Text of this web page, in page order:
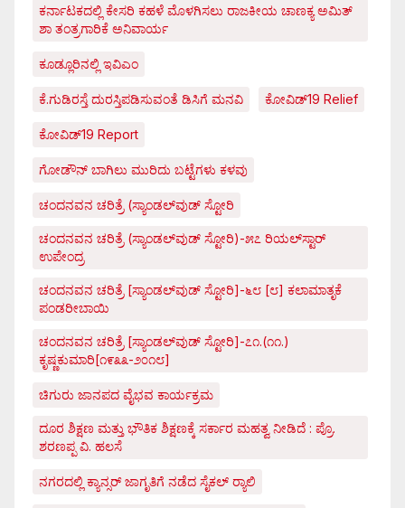
ಕರ್ನಾಟಕದಲ್ಲಿ ಕೇಸರಿ ಕಹಳೆ ಮೊಳಗಿಸಲು ರಾಜಕೀಯ ಚಾಣಕ್ಯ ಅಮಿತ್
ಶಾ ತಂತ್ರಗಾರಿಕೆ ಅನಿವಾರ್ಯ
ಕೂಡ್ಲೂರಿನಲ್ಲಿ ಇವಿಎಂ
ಕೆ.ಗುಡಿರಸ್ತೆ ದುರಸ್ತಿಪಡಿಸುವಂತೆ ಡಿಸಿಗೆ ಮನವಿ ಕೋವಿಡ್‌19 Relief
ಕೋವಿಡ್‌19 Report
ಗೋಡೌನ್ ಬಾಗಿಲು ಮುರಿದು ಬಟ್ಟೆಗಳು ಕಳವು
ಚಂದನವನ ಚರಿತ್ರೆ (ಸ್ಯಾಂಡಲ್‌ವುಡ್ ಸ್ಟೋರಿ
ಚಂದನವನ ಚರಿತ್ರೆ (ಸ್ಯಾಂಡಲ್‌ವುಡ್ ಸ್ಟೋರಿ)-೫೭ ರಿಯಲ್‌ಸ್ಟಾರ್
ಉಪೇಂದ್ರ
ಚಂದನವನ ಚರಿತ್ರೆ [ಸ್ಯಾಂಡಲ್‌ವುಡ್ ಸ್ಟೋರಿ]-೬೮ [೮] ಕಲಾಮಾತೃಕೆ
ಪಂಡರೀಬಾಯಿ
ಚಂದನವನ ಚರಿತ್ರೆ [ಸ್ಯಾಂಡಲ್‌ವುಡ್ ಸ್ಟೋರಿ]-೭೧.(೧೧.)
ಕೃಷ್ಣಕುಮಾರಿ[೧೯೩೩-೨೦೧೮]
ಚಿಗುರು ಜಾನಪದ ವೈಭವ ಕಾರ್ಯಕ್ರಮ
ದೂರ ಶಿಕ್ಷಣ ಮತ್ತು ಭೌತಿಕ ಶಿಕ್ಷಣಕ್ಕೆ ಸರ್ಕಾರ ಮಹತ್ವ ನೀಡಿದೆ : ಪ್ರೊ.
ಶರಣಪ್ಪ ವಿ. ಹಲಸೆ
ನಗರದಲ್ಲಿ ಕ್ಯಾನ್ಸರ್ ಜಾಗೃತಿಗೆ ನಡೆದ ಸೈಕಲ್ ರ್‍ಯಾಲಿ